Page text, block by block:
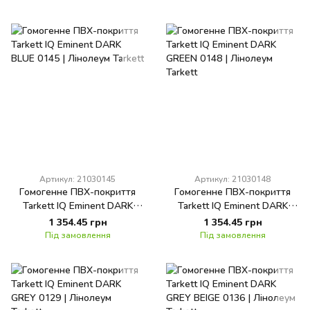
Артикул: 21030145
Гомогенне ПВХ-покриття
Tarkett IQ Eminent DARK
BLUE 0145
1 354.45 грн
Під замовлення
Артикул: 21030148
Гомогенне ПВХ-покриття
Tarkett IQ Eminent DARK
GREEN 0148
1 354.45 грн
Під замовлення